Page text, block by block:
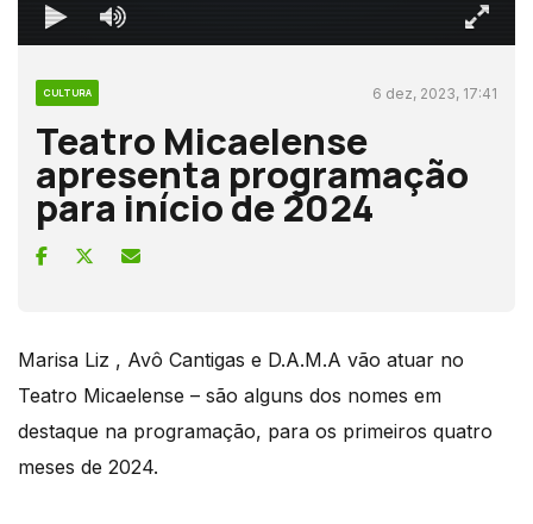
CULTURA 6 dez, 2023, 17:41
Teatro Micaelense
apresenta programação
para início de 2024
Marisa Liz , Avô Cantigas e D.A.M.A vão atuar no
Teatro Micaelense – são alguns dos nomes em
destaque na programação, para os primeiros quatro
meses de 2024.